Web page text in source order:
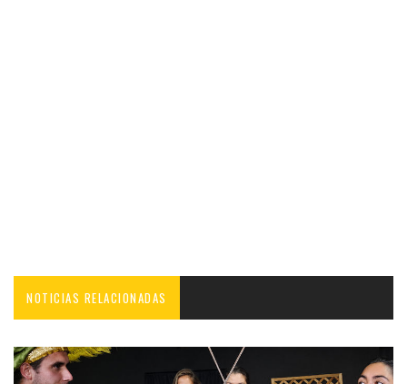
NOTICIAS RELACIONADAS